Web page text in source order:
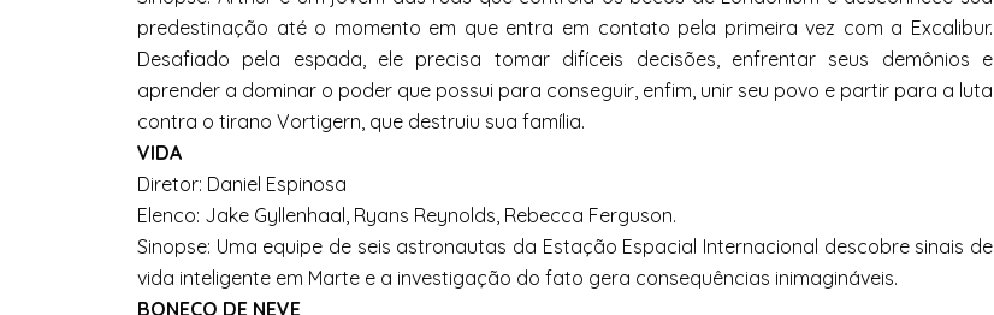
predestinação até o momento em que entra em contato pela primeira vez com a Excalibur.
Desafiado pela espada, ele precisa tomar difíceis decisões, enfrentar seus demônios e
aprender a dominar o poder que possui para conseguir, enfim, unir seu povo e partir para a luta
contra o tirano Vortigern, que destruiu sua família.
VIDA
Diretor: Daniel Espinosa
Elenco: Jake Gyllenhaal, Ryans Reynolds, Rebecca Ferguson.
Sinopse: Uma equipe de seis astronautas da Estação Espacial Internacional descobre sinais de
vida inteligente em Marte e a investigação do fato gera consequências inimagináveis.
BONECO DE NEVE